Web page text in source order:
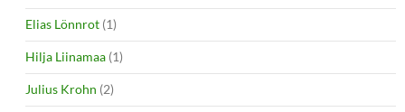
Elias Lönnrot (1)
Hilja Liinamaa (1)
Julius Krohn (2)